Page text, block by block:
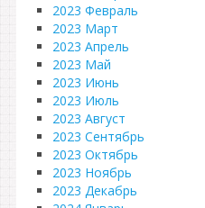
2023 Февраль
2023 Март
2023 Апрель
2023 Май
2023 Июнь
2023 Июль
2023 Август
2023 Сентябрь
2023 Октябрь
2023 Ноябрь
2023 Декабрь